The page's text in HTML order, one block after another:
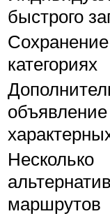
быстрого
категориях
объявление
Несколько
маршрутов